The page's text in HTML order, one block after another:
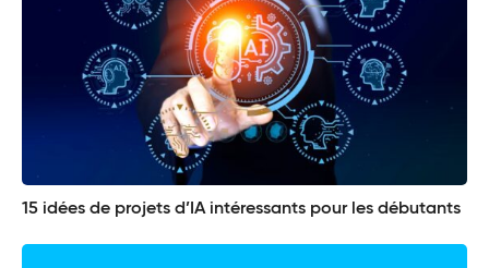
15 idées de projets d’IA intéressants pour les débutants